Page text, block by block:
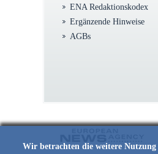
Wir betrachten die weitere Nutzung
ENA Redaktionskodex
Ergänzende Hinweise
AGBs